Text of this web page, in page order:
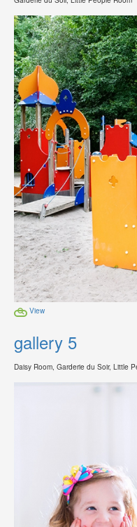
View
gallery 5
Daisy Room, Garderie du Soir, Little